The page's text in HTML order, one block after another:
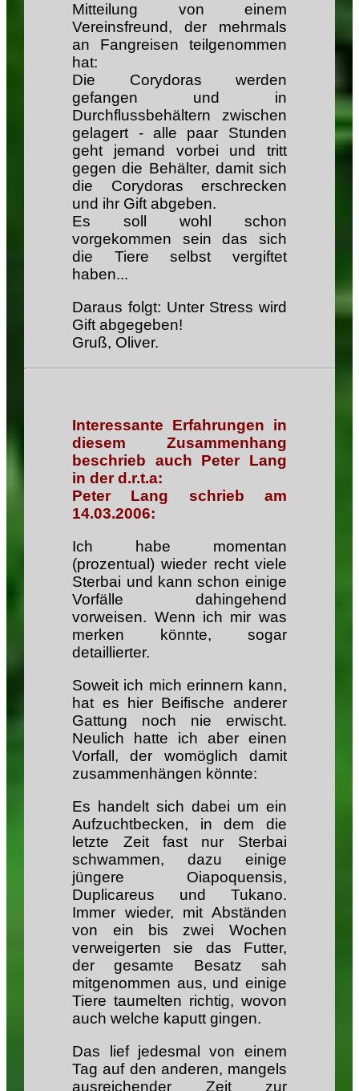
Mitteilung von einem
Vereinsfreund, der mehrmals
an Fangreisen teilgenommen
hat:
Die Corydoras werden
gefangen und in
Durchflussbehältern zwischen
gelagert - alle paar Stunden
geht jemand vorbei und tritt
gegen die Behälter, damit sich
die Corydoras erschrecken
und ihr Gift abgeben.
Es soll wohl schon
vorgekommen sein das sich
die Tiere selbst vergiftet
haben...
Daraus folgt: Unter Stress wird
Gift abgegeben!
Gruß, Oliver.
Interessante Erfahrungen in
diesem Zusammenhang
beschrieb auch Peter Lang
in der d.r.t.a:
Peter Lang schrieb am
14.03.2006:
Ich habe momentan
(prozentual) wieder recht viele
Sterbai und kann schon einige
Vorfälle dahingehend
vorweisen. Wenn ich mir was
merken könnte, sogar
detaillierter.
Soweit ich mich erinnern kann,
hat es hier Beifische anderer
Gattung noch nie erwischt.
Neulich hatte ich aber einen
Vorfall, der womöglich damit
zusammenhängen könnte:
Es handelt sich dabei um ein
Aufzuchtbecken, in dem die
letzte Zeit fast nur Sterbai
schwammen, dazu einige
jüngere Oiapoquensis,
Duplicareus und Tukano.
Immer wieder, mit Abständen
von ein bis zwei Wochen
verweigerten sie das Futter,
der gesamte Besatz sah
mitgenommen aus, und einige
Tiere taumelten richtig, wovon
auch welche kaputt gingen.
Das lief jedesmal von einem
Tag auf den anderen, mangels
ausreichender Zeit zur